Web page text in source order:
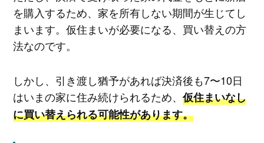
を購入するため、家を所有しない期間が生じてし
まいます。仮住まいが必要になる、買い替えの方
法なのです。
しかし、引き渡し猶予があれば決済後も7〜10日
はいまの家に住み続けられるため、仮住まいなし
に買い替えられる可能性があります。